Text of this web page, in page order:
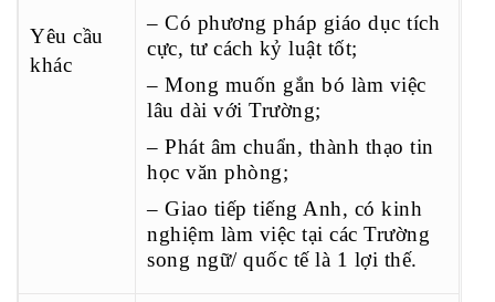
Yêu cầu
khác
– Có phương pháp giáo dục tích
cực, tư cách kỷ luật tốt;
– Mong muốn gắn bó làm việc
lâu dài với Trường;
– Phát âm chuẩn, thành thạo tin
học văn phòng;
– Giao tiếp tiếng Anh, có kinh
nghiệm làm việc tại các Trường
song ngữ/ quốc tế là 1 lợi thế.